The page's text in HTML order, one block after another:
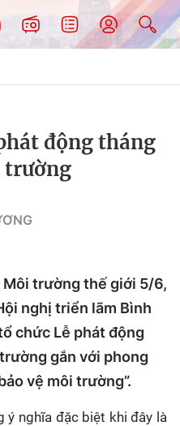
động tháng
trường
trường thế giới 5/6,
nghị triển lãm Bình
chức Lễ phát động
gắn với phong
vệ môi trường”.
ý nghĩa đặc biệt khi đây là